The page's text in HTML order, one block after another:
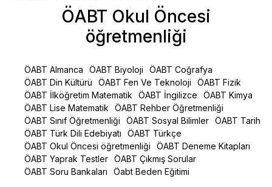
ÖABT Okul Öncesi
öğretmenliği
ÖABT Almanca ÖABT Biyoloji
ÖABT Coğrafya
ÖABT Din Kültürü
ÖABT Fen Ve Teknoloji
ÖABT Fizik
ÖABT İlköğretim Matematik
ÖABT İngilizce
ÖABT Kimya
ÖABT Lise Matematik
ÖABT Rehber Öğretmenliği
ÖABT Sınıf Öğretmenliği
ÖABT Sosyal Bilimler ÖABT Tarih
ÖABT Türk Dili Edebiyatı
ÖABT Türkçe
ÖABT Okul Öncesi öğretmenliği
ÖABT Deneme Kitapları
ÖABT Yaprak Testler ÖABT Çıkmış Sorular
ÖABT Soru Bankaları
Öabt Beden Eğitimi